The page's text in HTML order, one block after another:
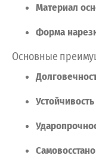
Материал
Форма
Основные
Устойчивость